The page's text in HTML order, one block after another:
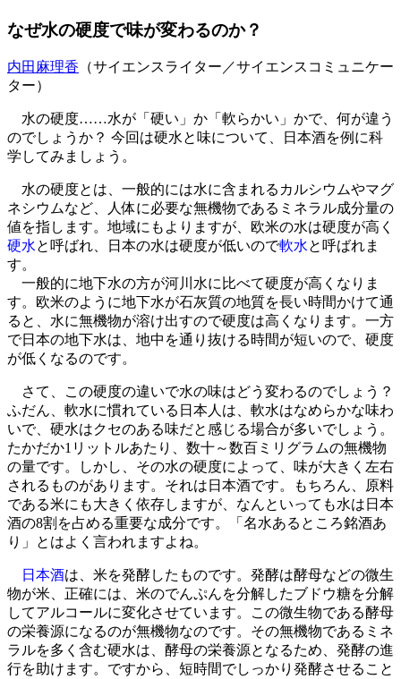
なぜ水の硬度で味が変わるのか？
内田麻理香 （サイエンスライター／サイエンスコミュニケー
ター）
水の硬度……水が「硬い」か「軟らかい」かで、何が違う
のでしょうか？ 今回は硬水と味について、日本酒を例に科
学してみましょう。
水の硬度とは、一般的には水に含まれるカルシウムやマグ
ネシウムなど、人体に必要な無機物であるミネラル成分量の
値を指します。地域にもよりますが、欧米の水は硬度が高く
硬水と呼ばれ、日本の水は硬度が低いので軟水と呼ばれま
す。
一般的に地下水の方が河川水に比べて硬度が高くなりま
す。欧米のように地下水が石灰質の地質を長い時間かけて通
ると、水に無機物が溶け出すので硬度は高くなります。一方
で日本の地下水は、地中を通り抜ける時間が短いので、硬度
が低くなるのです。
さて、この硬度の違いで水の味はどう変わるのでしょう？
ふだん、軟水に慣れている日本人は、軟水はなめらかな味わ
いで、硬水はクセのある味だと感じる場合が多いでしょう。
たかだか1リットルあたり、数十～数百ミリグラムの無機物
の量です。しかし、その水の硬度によって、味が大きく左右
されるものがあります。それは日本酒です。もちろん、原料
である米にも大きく依存しますが、なんといっても水は日本
酒の8割を占める重要な成分です。「名水あるところ銘酒あ
り」とはよく言われますよね。
日本酒は、米を発酵したものです。発酵は酵母などの微生
物が米、正確には、米のでんぷんを分解したブドウ糖を分解
してアルコールに変化させています。この微生物である酵母
の栄養源になるのが無機物なのです。その無機物であるミネ
ラルを多く含む硬水は、酵母の栄養源となるため、発酵の進
行を助けます。ですから、短時間でしっかり発酵させること